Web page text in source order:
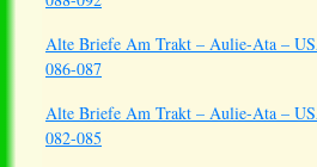
Alte Briefe Am Trakt – Aulie-Ata –
086-087
Alte Briefe Am Trakt – Aulie-Ata –
082-085